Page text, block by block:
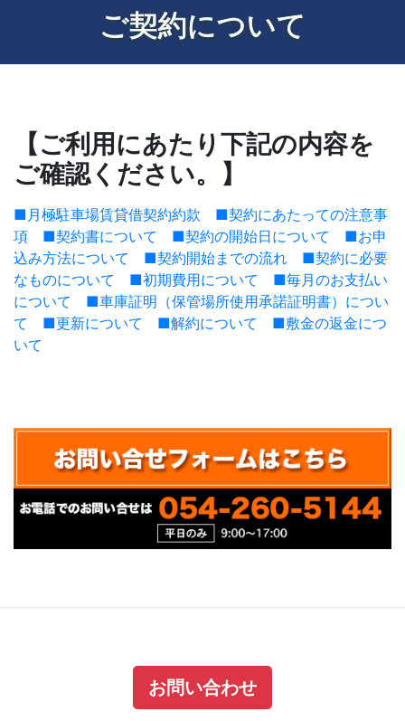
ご契約について
【ご利用にあたり下記の内容を
ご確認ください。】
■月極駐車場賃貸借契約約款
■契約にあたっての注意事
項
■契約書について ■契約の開始日について
■お申
込み方法について
■契約開始までの流れ
■契約に必要
なものについて
■初期費用について
■毎月のお支払い
について
■車庫証明（保管場所使用承諾証明書）につい
て
■更新について ■解約について
■敷金の返金につ
いて
お問い合わせ